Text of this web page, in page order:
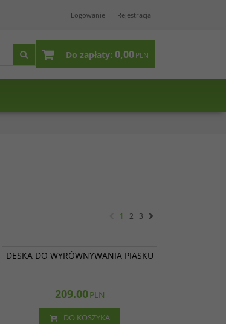
Logowanie Rejestracja
Do zapłaty: 0,00PLN
1 2 3
DESKA DO WYRÓWNYWANIA PIASKU
209.00PLN
DO KOSZYKA